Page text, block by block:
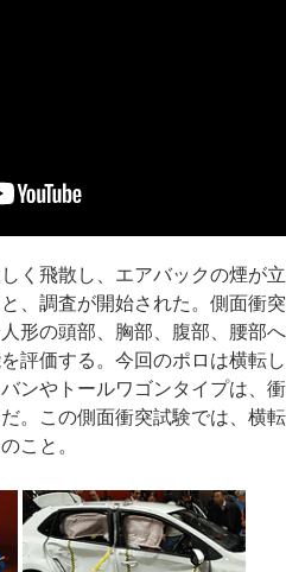
く飛散し、エアバックの煙が立
、調査が開始された。側面衝突
形の頭部、胸部、腹部、腰部へ
評価する。今回のポロは横転し
ンやトールワゴンタイプは、衝
。この側面衝突試験では、横転
こと。